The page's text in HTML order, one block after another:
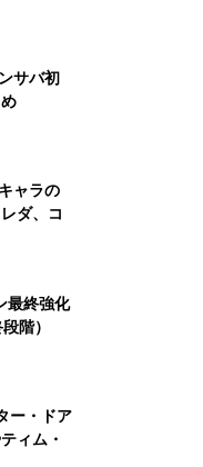
サバ初
ャラの
ダ、コ
最終強化
階）
ー・ドア
ィム・